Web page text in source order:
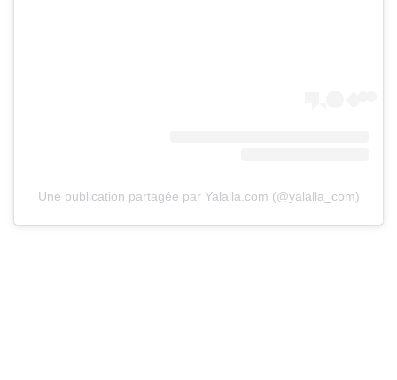
Une publication partagée par Yalalla.com (@yalalla_com)